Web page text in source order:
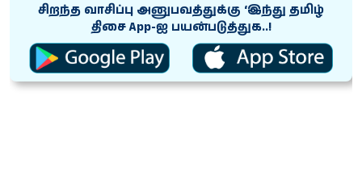
சிறந்த வாசிப்பு அனுபவத்துக்கு ‘இந்து தமிழ்
திசை App-ஐ பயன்படுத்துக..!